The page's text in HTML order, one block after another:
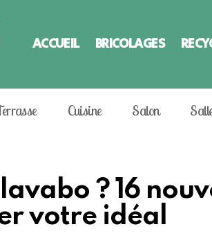
ACCUEIL BRICOLAGES
Cuisine Salon
? 16
votre idéal